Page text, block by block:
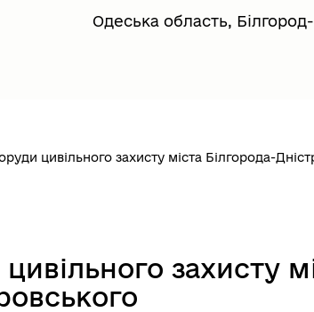
Одеська область,
цивільного захисту міста Білгорода-
захисту